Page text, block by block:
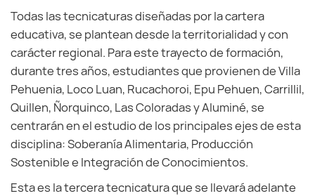
Todas las tecnicaturas diseñadas por la cartera
educativa, se plantean desde la territorialidad y con
carácter regional. Para este trayecto de formación,
durante tres años, estudiantes que provienen de Villa
Pehuenia, Loco Luan, Rucachoroi, Epu Pehuen, Carrillil,
Quillen, Ñorquinco, Las Coloradas y Aluminé, se
centrarán en el estudio de los principales ejes de esta
disciplina: Soberanía Alimentaria, Producción
Sostenible e Integración de Conocimientos.
Esta es la tercera tecnicatura que se llevará adelante